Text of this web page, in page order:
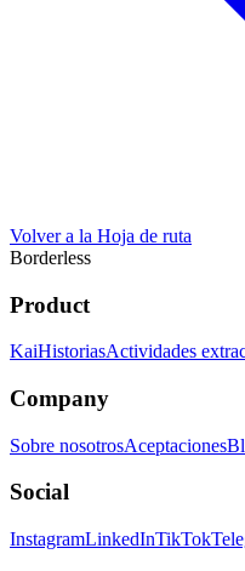
Volver a la Hoja de ruta
Borderless
Product
KaiHistoriasActividades
Company
Sobre nosotrosAceptaciones
Social
InstagramLinkedInTikTok